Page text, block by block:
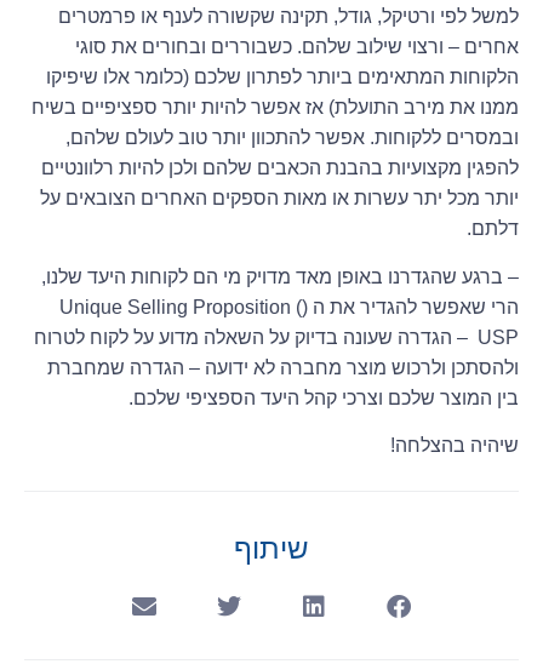
למשל לפי ורטיקל, גודל, תקינה שקשורה לענף או פרמטרים
אחרים – ורצוי שילוב שלהם. כשבוררים ובחורים את סוגי
הלקוחות המתאימים ביותר לפתרון שלכם (כלומר אלו שיפיקו
ממנו את מירב התועלת) אז אפשר להיות יותר ספציפיים בשיח
ובמסרים ללקוחות. אפשר להתכוון יותר טוב לעולם שלהם,
להפגין מקצועיות בהבנת הכאבים שלהם ולכן להיות רלוונטיים
יותר מכל יתר עשרות או מאות הספקים האחרים הצובאים על
דלתם.
– ברגע שהגדרנו באופן מאד מדויק מי הם לקוחות היעד שלנו,
הרי שאפשר להגדיר את ה (Unique Selling Proposition (
USP – הגדרה שעונה בדיוק על השאלה מדוע על לקוח לטרוח
ולהסתכן ולרכוש מוצר מחברה לא ידועה – הגדרה שמחברת
בין המוצר שלכם וצרכי קהל היעד הספציפי שלכם.
שיהיה בהצלחה!
שיתוף